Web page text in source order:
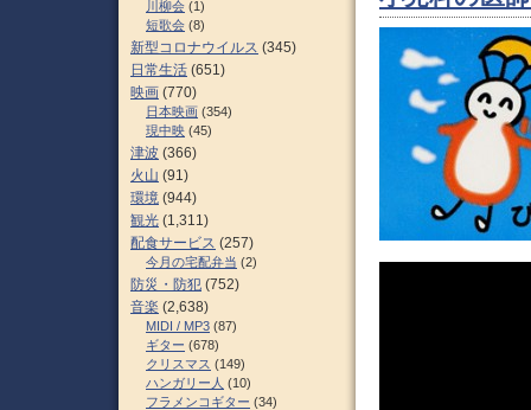
川柳会 (1)
短歌会 (8)
新型コロナウイルス (345)
日常生活 (651)
映画 (770)
日本映画 (354)
現中映 (45)
津波 (366)
火山 (91)
環境 (944)
観光 (1,311)
配食サービス (257)
今月の宅配弁当 (2)
防災・防犯 (752)
音楽 (2,638)
MIDI / MP3 (87)
ギター (678)
クリスマス (149)
ハンガリー人 (10)
フラメンコギター (34)